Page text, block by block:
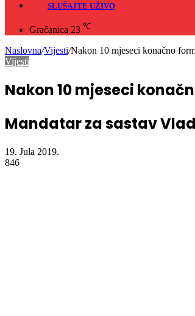
SLUŠAJTE UŽIVO
Gračanica 23 ℃
Naslovna/Vijesti/Nakon 10 mjeseci konačno
Vijesti
Nakon 10 mjeseci
Mandatar za sastav
19. Jula 2019.
846